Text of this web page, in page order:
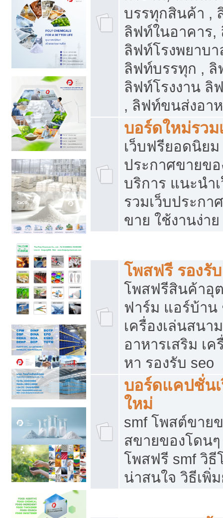
บรรทุกสินค้า ,
ลิฟท์ในอาคาร,
ลิฟท์โรงพยาบ
ลิฟท์บรรทุก ,
ลิฟท์โรงงาน ลิ
, ลิฟท์ขนส่งอา
บอร์ดใหม่รว
เว็บฟรียอดนิย
ประกาศขายข
บริการ แนะนำ
รวมเว็บประกา
ขาย ใช้งานง่าย
โพสฟรี รองรั
โพสฟรีสินค้าอุ
ฟาร์ม แอร์บ้าน
เครื่องเล่นสนา
อาหารเสริม เ
หา รองรับ seo
บอร์ดแคปชั่น
ใหม่
smf โพสต์ขาย
สขายของโดน
โพสฟรี smf วิธี
น่าสนใจ วิธีเพิ่